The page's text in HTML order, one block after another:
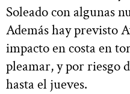
Soleado con algunas
Además hay previsto
impacto en costa en
pleamar, y por riesgo
hasta el jueves.